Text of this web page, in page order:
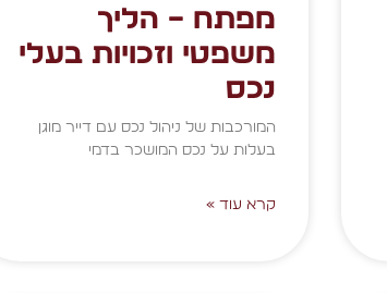
מפתח – הליך
משפטי וזכויות בעלי
נכס
המורכבות של ניהול נכס עם דייר מוגן
בעלות על נכס המושכר בדמי
קרא עוד »